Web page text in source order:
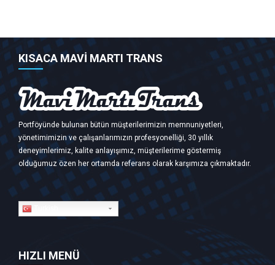
KISACA MAVİ MARTI TRANS
Portföyünde bulunan bütün müşterilerimizin memnuniyetleri,
yönetimimizin ve çalışanlarımızın profesyonelliği, 30 yıllık
deneyimlerimiz, kalite anlayışımız, müşterilerime göstermiş
olduğumuz özen her ortamda referans olarak karşımıza çıkmaktadır.
HIZLI MENÜ